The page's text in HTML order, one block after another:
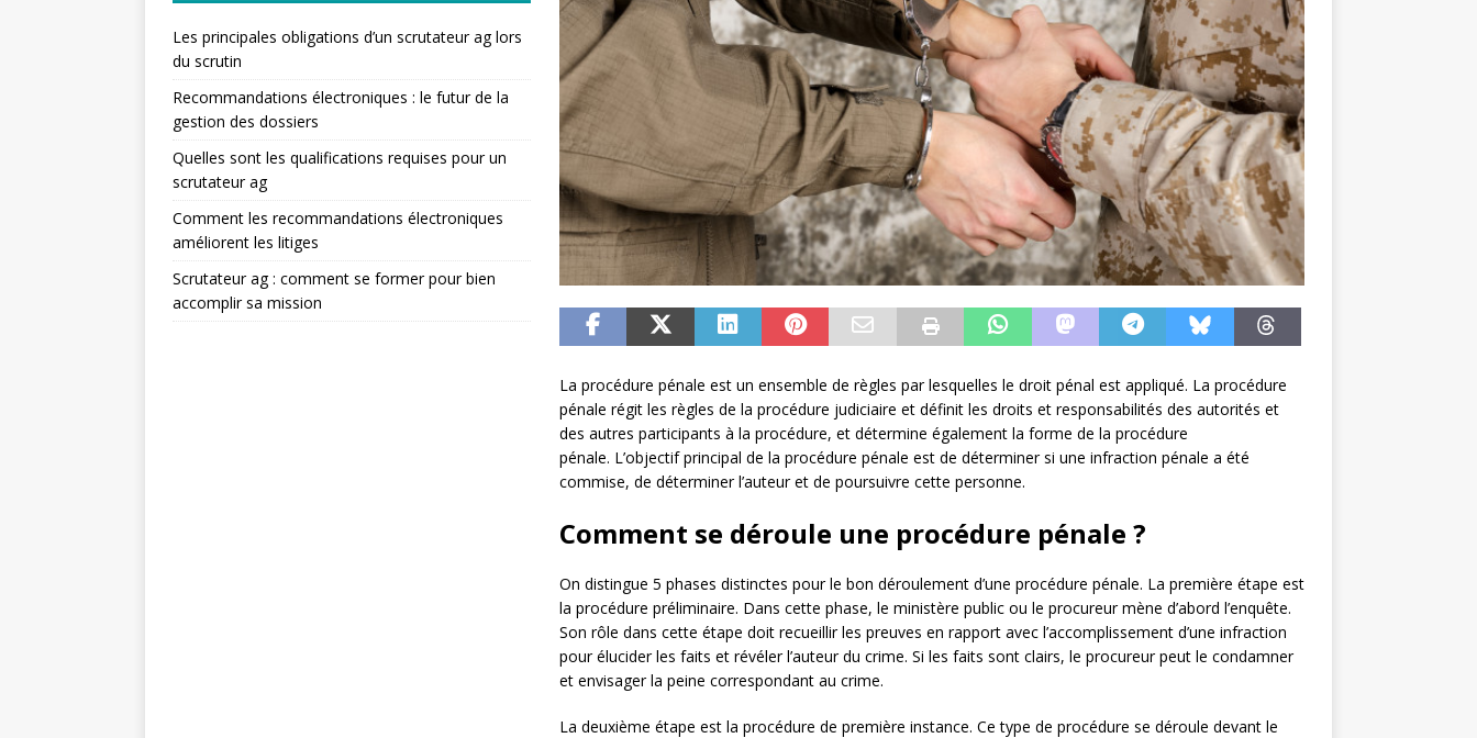
La procédure pénale est un ensemble de règles par lesquelles le droit pénal est appliqué. La procédure
pénale régit les règles de la procédure judiciaire et définit les droits et responsabilités des autorités et
des autres participants à la procédure, et détermine également la forme de la procédure
pénale. L’objectif principal de la procédure pénale est de déterminer si une infraction pénale a été
commise, de déterminer l’auteur et de poursuivre cette personne.
Comment se déroule une procédure pénale ?
On distingue 5 phases distinctes pour le bon déroulement d’une procédure pénale. La première étape est
la procédure préliminaire. Dans cette phase, le ministère public ou le procureur mène d’abord l’enquête.
Son rôle dans cette étape doit recueillir les preuves en rapport avec l’accomplissement d’une infraction
pour élucider les faits et révéler l’auteur du crime. Si les faits sont clairs, le procureur peut le condamner
et envisager la peine correspondant au crime.
La deuxième étape est la procédure de première instance. Ce type de procédure se déroule devant le
Les principales obligations d’un scrutateur ag lors
du scrutin
Recommandations électroniques : le futur de la
gestion des dossiers
Quelles sont les qualifications requises pour un
scrutateur ag
Comment les recommandations électroniques
améliorent les litiges
Scrutateur ag : comment se former pour bien
accomplir sa mission